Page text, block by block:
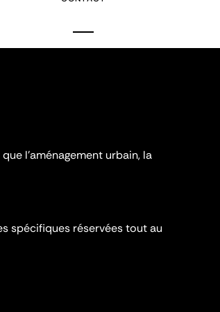
l'aménagement urbain, la
spécifiques réservées tout au